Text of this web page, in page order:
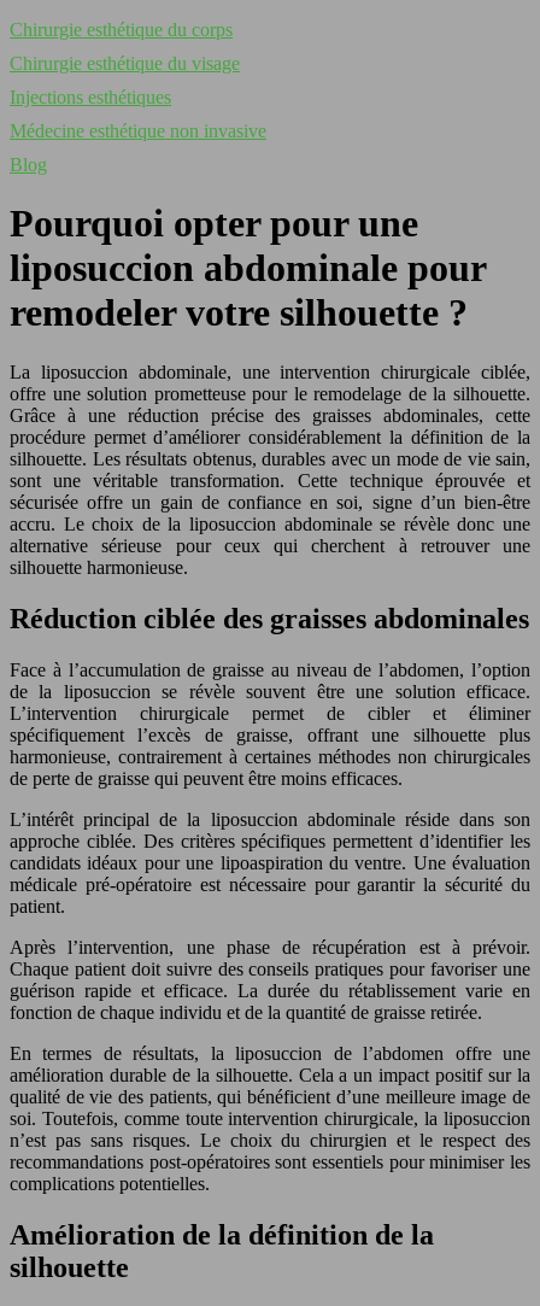
Chirurgie esthétique du corps
Chirurgie esthétique du visage
Injections esthétiques
Médecine esthétique non invasive
Blog
Pourquoi opter pour une
liposuccion abdominale pour
remodeler votre silhouette ?
La liposuccion abdominale, une intervention chirurgicale ciblée,
offre une solution prometteuse pour le remodelage de la silhouette.
Grâce à une réduction précise des graisses abdominales, cette
procédure permet d’améliorer considérablement la définition de la
silhouette. Les résultats obtenus, durables avec un mode de vie sain,
sont une véritable transformation. Cette technique éprouvée et
sécurisée offre un gain de confiance en soi, signe d’un bien-être
accru. Le choix de la liposuccion abdominale se révèle donc une
alternative sérieuse pour ceux qui cherchent à retrouver une
silhouette harmonieuse.
Réduction ciblée des graisses abdominales
Face à l’accumulation de graisse au niveau de l’abdomen, l’option
de la liposuccion se révèle souvent être une solution efficace.
L’intervention chirurgicale permet de cibler et éliminer
spécifiquement l’excès de graisse, offrant une silhouette plus
harmonieuse, contrairement à certaines méthodes non chirurgicales
de perte de graisse qui peuvent être moins efficaces.
L’intérêt principal de la liposuccion abdominale réside dans son
approche ciblée. Des critères spécifiques permettent d’identifier les
candidats idéaux pour une lipoaspiration du ventre. Une évaluation
médicale pré-opératoire est nécessaire pour garantir la sécurité du
patient.
Après l’intervention, une phase de récupération est à prévoir.
Chaque patient doit suivre des conseils pratiques pour favoriser une
guérison rapide et efficace. La durée du rétablissement varie en
fonction de chaque individu et de la quantité de graisse retirée.
En termes de résultats, la liposuccion de l’abdomen offre une
amélioration durable de la silhouette. Cela a un impact positif sur la
qualité de vie des patients, qui bénéficient d’une meilleure image de
soi. Toutefois, comme toute intervention chirurgicale, la liposuccion
n’est pas sans risques. Le choix du chirurgien et le respect des
recommandations post-opératoires sont essentiels pour minimiser les
complications potentielles.
Amélioration de la définition de la
silhouette